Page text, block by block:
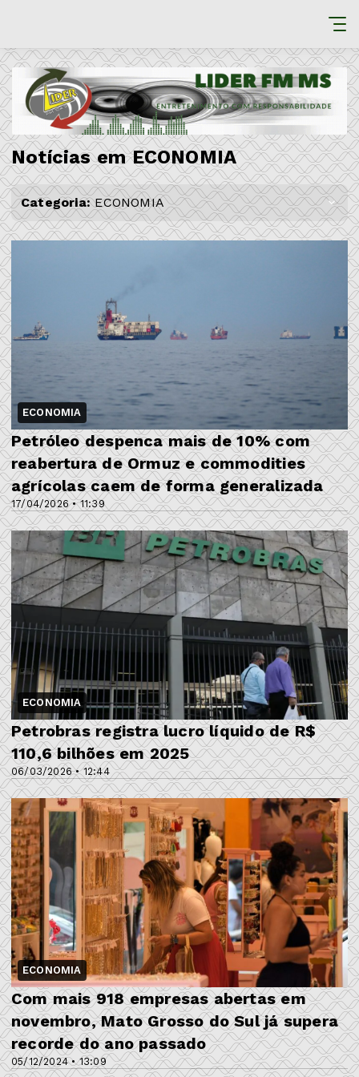
Notícias em ECONOMIA
Categoria: ECONOMIA
ECONOMIA
17/04/2026 • 11:39
Petróleo despenca mais de 10% com
reabertura de Ormuz e commodities
agrícolas caem de forma generalizada
ECONOMIA
06/03/2026 • 12:44
Petrobras registra lucro líquido de R$
110,6 bilhões em 2025
ECONOMIA
05/12/2024 • 13:09
Com mais 918 empresas abertas em
novembro, Mato Grosso do Sul já supera
recorde do ano passado